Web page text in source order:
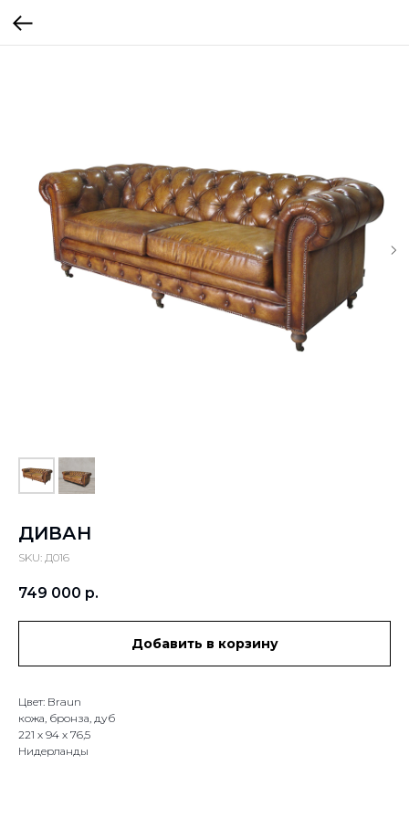
ДИВАН
SKU: Д016
749 000 р.
Добавить в корзину
Цвет: Braun
кожа, бронза, дуб
221 х 94 х 76,5
Нидерланды